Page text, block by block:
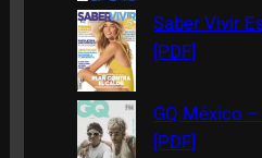
Saber Vivir
[PDF]
GQ México
[PDF]